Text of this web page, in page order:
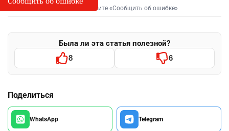
Выделите фрагмент и нажмите «Сообщить об ошибке»
Была ли эта статья полезной?
8 6
Поделиться
WhatsApp Telegram